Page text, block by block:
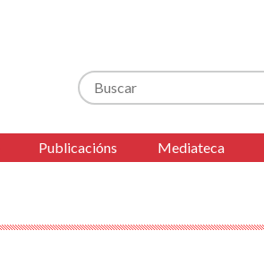
Buscar
Publicacións Mediateca